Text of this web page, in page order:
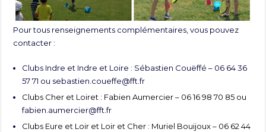
Pour tous renseignements complémentaires, vous pouvez
contacter :
Clubs Indre et Indre et Loire : Sébastien Couëffé – 06 64 36
57 71 ou sebastien.coueffe@fft.fr
Clubs Cher et Loiret : Fabien Aumercier – 06 16 98 70 85 ou
fabien.aumercier@fft.fr
Clubs Eure et Loir et Loir et Cher : Muriel Bouijoux – 06 62 44